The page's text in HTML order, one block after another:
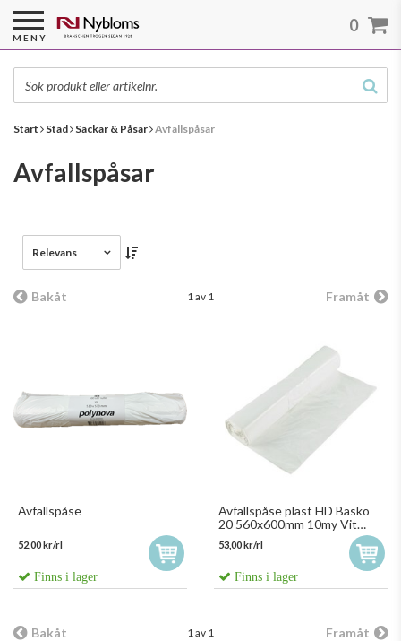
Start Städ Säckar & Påsar Avfallspåsar
Avfallspåsar
Relevans
Bakåt 1 av 1 Framåt
Avfallspåse
52,00 kr/rl
Finns i lager
Avfallspåse plast HD Basko
20 560x600mm 10my Vit
100st/rl
53,00 kr/rl
Finns i lager
Bakåt 1 av 1 Framåt
MENY
0